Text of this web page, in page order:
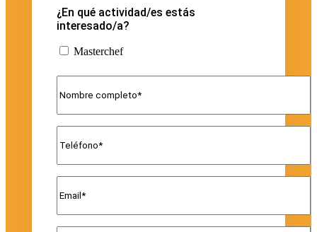
¿En qué actividad/es estás
interesado/a?
Masterchef